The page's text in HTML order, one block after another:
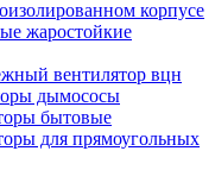
корпусе
жаростойкие
вентилятор вцн
дымососы
бытовые
для прямоугольных